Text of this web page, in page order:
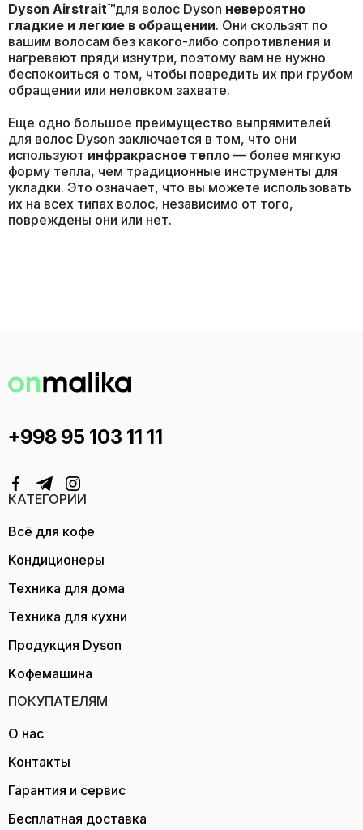
Dyson Airstrait™для волос Dyson невероятно
гладкие и легкие в обращении. Они скользят по
вашим волосам без какого-либо сопротивления и
нагревают пряди изнутри, поэтому вам не нужно
беспокоиться о том, чтобы повредить их при грубом
обращении или неловком захвате.
Еще одно большое преимущество выпрямителей
для волос Dyson заключается в том, что они
используют инфракрасное тепло — более мягкую
форму тепла, чем традиционные инструменты для
укладки. Это означает, что вы можете использовать
их на всех типах волос, независимо от того,
повреждены они или нет.
+998 95 103 11 11
КАТЕГОРИИ
Всё для кофе
Кондиционеры
Техника для дома
Техника для кухни
Продукция Dyson
Kофемашина
ПОКУПАТЕЛЯМ
О нас
Контакты
Гарантия и сервис
Бесплатная доставка